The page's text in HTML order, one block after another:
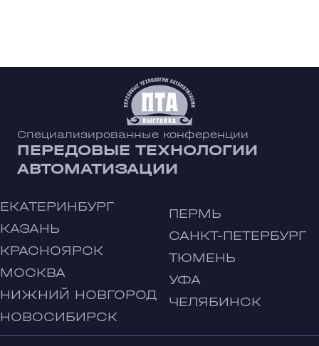
Специализированные конференции
ПЕРЕДОВЫЕ ТЕХНОЛОГИИ
АВТОМАТИЗАЦИИ
ЕКАТЕРИНБУРГ
КАЗАНЬ
КРАСНОЯРСК
МОСКВА
НИЖНИЙ НОВГОРОД
НОВОСИБИРСК
ПЕРМЬ
САНКТ-ПЕТЕРБУРГ
ТЮМЕНЬ
УФА
ЧЕЛЯБИНСК